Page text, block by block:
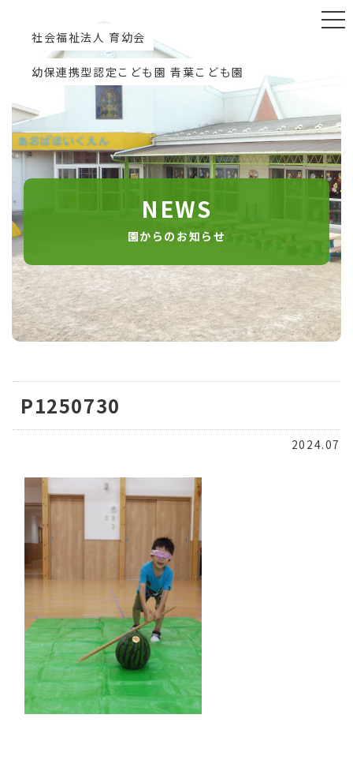
社会福祉法人 育幼会
幼保連携型認定こども園 青葉こども園
NEWS
園からのお知らせ
P1250730
2024.07